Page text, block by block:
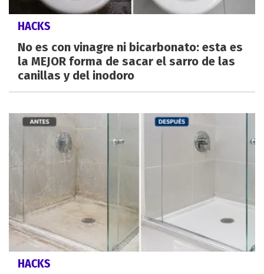
HACKS
No es con vinagre ni bicarbonato: esta es
la MEJOR forma de sacar el sarro de las
canillas y del inodoro
HACKS